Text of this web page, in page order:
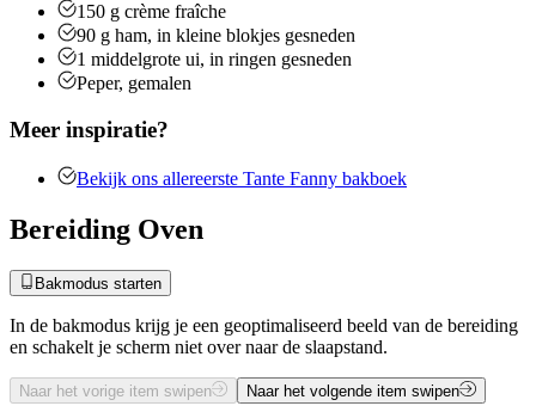
150 g crème fraîche
90 g ham, in kleine blokjes gesneden
1 middelgrote ui, in ringen gesneden
Peper, gemalen
Meer inspiratie?
Bekijk ons allereerste Tante Fanny bakboek
Bereiding Oven
Bakmodus starten
In de bakmodus krijg je een geoptimaliseerd beeld van de bereiding
en schakelt je scherm niet over naar de slaapstand.
Naar het vorige item swipen Naar het volgende item swipen